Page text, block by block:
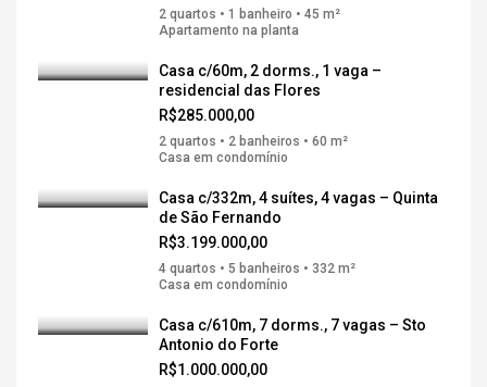
2 quartos • 1 banheiro • 45 m²
Apartamento na planta
Casa c/60m, 2 dorms., 1 vaga –
residencial das Flores
R$285.000,00
2 quartos • 2 banheiros • 60 m²
Casa em condomínio
Casa c/332m, 4 suítes, 4 vagas – Quinta
de São Fernando
R$3.199.000,00
4 quartos • 5 banheiros • 332 m²
Casa em condomínio
Casa c/610m, 7 dorms., 7 vagas – Sto
Antonio do Forte
R$1.000.000,00